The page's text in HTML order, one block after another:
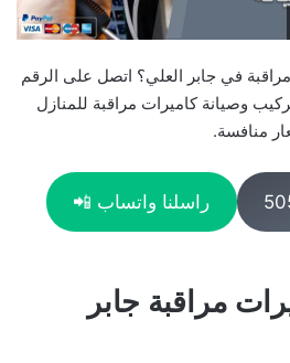
في جابر العلي؟ اتصل على الرقم
وصيانة كاميرات مراقبة للمنازل
منافسة.
راسلنا واتساب 📲
مراقبة جابر